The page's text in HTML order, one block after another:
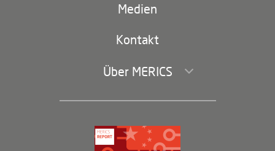
navigation)Medien
Kontakt
Über MERICS
Geschäftsführung und Bereiche
Governance